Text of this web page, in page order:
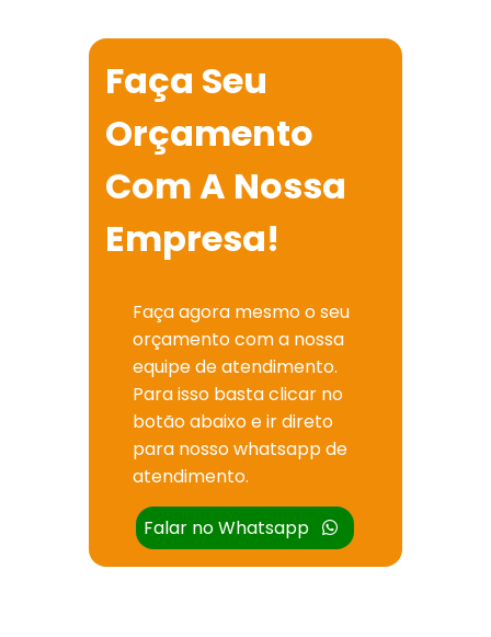
Faça Seu
Orçamento
Com A Nossa
Empresa!
Faça agora mesmo o seu
orçamento com a nossa
equipe de atendimento.
Para isso basta clicar no
botão abaixo e ir direto
para nosso whatsapp de
atendimento.
Falar no Whatsapp